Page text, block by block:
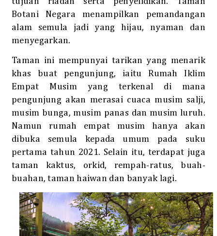
Botani Negara menampilkan pemandangan
alam semula jadi yang hijau, nyaman dan
menyegarkan.
Taman ini mempunyai tarikan yang menarik
khas buat pengunjung, iaitu Rumah Iklim
Empat Musim yang terkenal di mana
pengunjung akan merasai cuaca musim salji,
musim bunga, musim panas dan musim luruh.
Namun rumah empat musim hanya akan
dibuka semula kepada umum pada suku
pertama tahun 2021. Selain itu, terdapat juga
taman kaktus, orkid, rempah-ratus, buah-
buahan, taman haiwan dan banyak lagi.